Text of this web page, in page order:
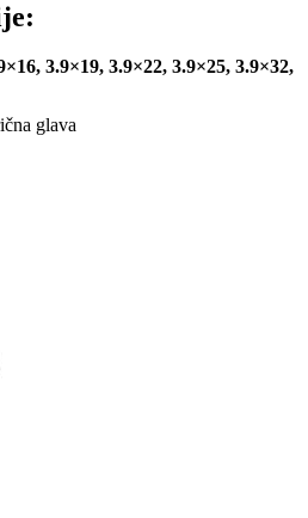
3.9×19, 3.9×22, 3.9×25, 3.9×32,
glava